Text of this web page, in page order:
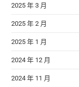
2025 年 3 月
2025 年 2 月
2025 年 1 月
2024 年 12 月
2024 年 11 月